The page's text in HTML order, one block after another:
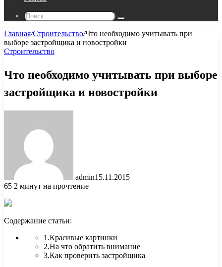
Поиск...
Главная/Строительство/Что необходимо учитывать при
выборе застройщика и новостройки
Строительство
Что необходимо учитывать при выборе
застройщика и новостройки
admin15.11.2015
65 2 минут на прочтение
Содержание статьи:
1.Красивые картинки
2.На что обратить внимание
3.Как проверить застройщика